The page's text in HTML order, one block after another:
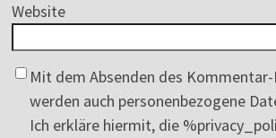
Website
Mit dem Absenden des
werden auch personenbezogene
Ich erkläre hiermit, die